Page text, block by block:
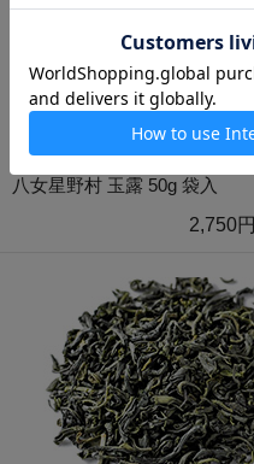
八女星野村 玉露 50g 袋入
2,750円